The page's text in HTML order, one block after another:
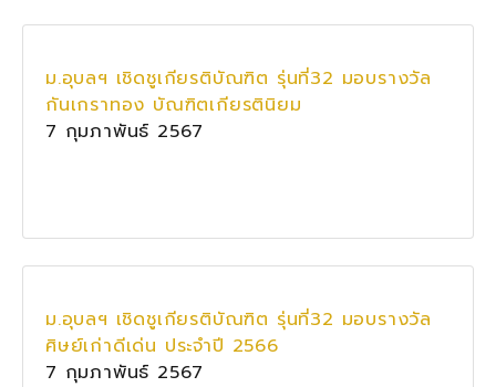
ม.อุบลฯ เชิดชูเกียรติบัณฑิต รุ่นที่32 มอบรางวัล
กันเกราทอง บัณฑิตเกียรตินิยม
7 กุมภาพันธ์ 2567
ม.อุบลฯ เชิดชูเกียรติบัณฑิต รุ่นที่32 มอบรางวัล
ศิษย์เก่าดีเด่น ประจำปี 2566
7 กุมภาพันธ์ 2567